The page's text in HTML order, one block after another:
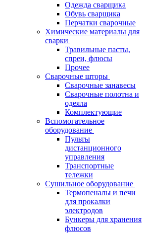
Одежда сварщика
Обувь сварщика
Перчатки сварочные
Химические материалы для
сварки
Травильные пасты,
спреи, флюсы
Прочее
Сварочные шторы
Сварочные занавесы
Сварочные полотна и
одеяла
Комплектующие
Вспомогательное
оборудование
Пульты
дистанционного
управления
Транспортные
тележки
Сушильное оборудование
Термопеналы и печи
для прокалки
электродов
Бункеры для хранения
флюсов